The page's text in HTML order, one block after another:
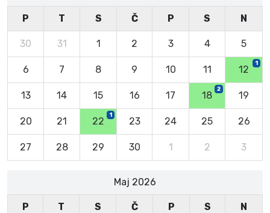
P T S Č P S N
30 31 1 2 3 4 5
6 7 8 9 10 11 12
1
13 14 15 16 17 18
2
19
20 21 22
1
23 24 25 26
27 28 29 30 1 2 3
Maj 2026
P T S Č P S N